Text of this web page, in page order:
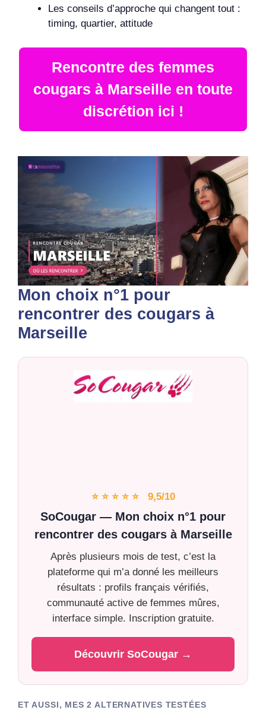
Les conseils d’approche qui changent tout :
timing, quartier, attitude
Rencontre des femmes
cougars à Marseille en toute
discrétion ici !
Mon choix n°1 pour
rencontrer des cougars à
Marseille
⭐ ⭐ ⭐ ⭐ ⭐ 9,5/10
SoCougar — Mon choix n°1 pour
rencontrer des cougars à Marseille
Après plusieurs mois de test, c’est la
plateforme qui m’a donné les meilleurs
résultats : profils français vérifiés,
communauté active de femmes mûres,
interface simple. Inscription gratuite.
Découvrir SoCougar →
ET AUSSI, MES 2 ALTERNATIVES TESTÉES